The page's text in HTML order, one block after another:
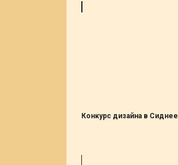
Конкурс дизайна в Сиднее